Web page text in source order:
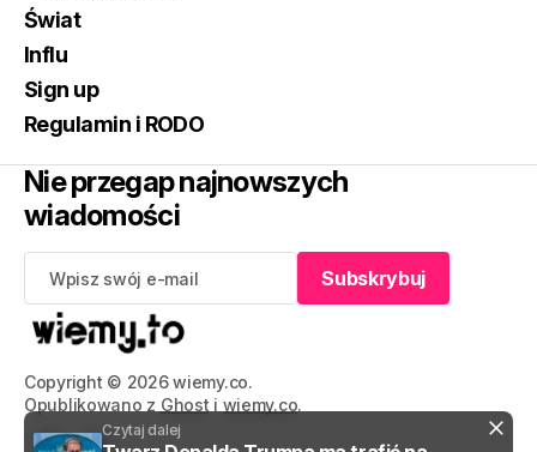
Czytaj dalej
Copyright © 2026 wiemy.co.
Opublikowano z Ghost i wiemy.co.
Świat
Influ
Sign up
Regulamin i RODO
Nie przegap najnowszych
wiadomości
Subskrybuj
Subskrybuj